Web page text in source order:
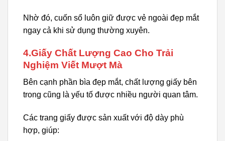
Nhờ đó, cuốn sổ luôn giữ được vẻ ngoài đẹp mắt
ngay cả khi sử dụng thường xuyên.
4.Giấy Chất Lượng Cao Cho Trải
Nghiệm Viết Mượt Mà
Bên cạnh phần bìa đẹp mắt, chất lượng giấy bên
trong cũng là yếu tố được nhiều người quan tâm.
Các trang giấy được sản xuất với độ dày phù
hợp, giúp: